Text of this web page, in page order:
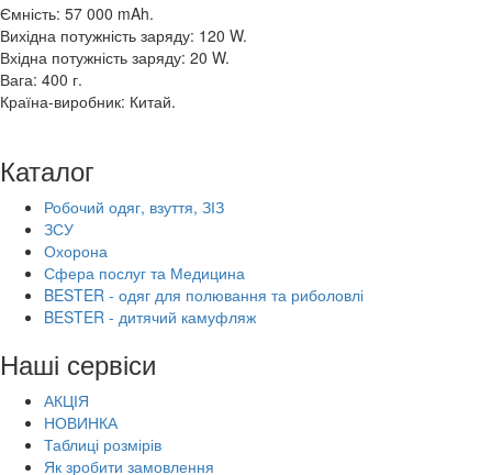
Ємність: 57 000 mAh.
Вихідна потужність заряду: 120 W.
Вхідна потужність заряду: 20 W.
Вага: 400 г.
Країна-виробник: Китай.
Каталог
Робочий одяг, взуття, ЗІЗ
ЗСУ
Охорона
Сфера послуг та Медицина
BESTER - одяг для полювання та риболовлі
BESTER - дитячий камуфляж
Наші сервіси
АКЦІЯ
НОВИНКА
Таблиці розмірів
Як зробити замовлення